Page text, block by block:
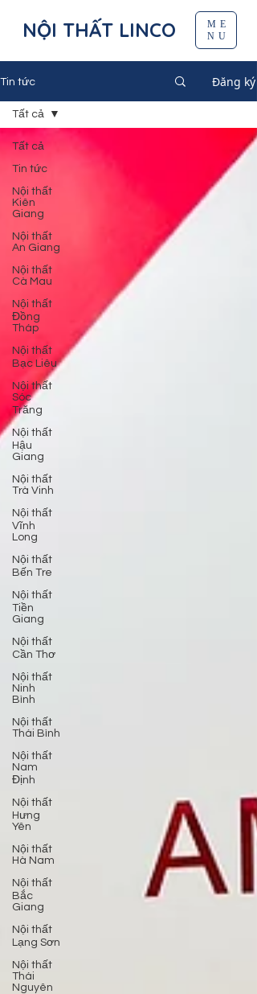
NỘI THẤT LINCO
ME
NU
Tin tức Đăng ký
Tất cả
Tin tức
Nội thất
Kiên
Giang
Nội thất
An Giang
Nội thất
Cà Mau
Nội thất
Đồng
Tháp
Nội thất
Bạc Liêu
Nội thất
Sóc
Trăng
Nội thất
Hậu
Giang
Nội thất
Trà Vinh
Nội thất
Vĩnh
Long
Nội thất
Bến Tre
Nội thất
Tiền
Giang
Nội thất
Cần Thơ
Nội thất
Ninh
Bình
Nội thất
Thái Bình
Nội thất
Nam
Định
Nội thất
Hưng
Yên
Nội thất
Hà Nam
Nội thất
Bắc
Giang
Nội thất
Lạng Sơn
Nội thất
Thái
Nguyên
Tất cả